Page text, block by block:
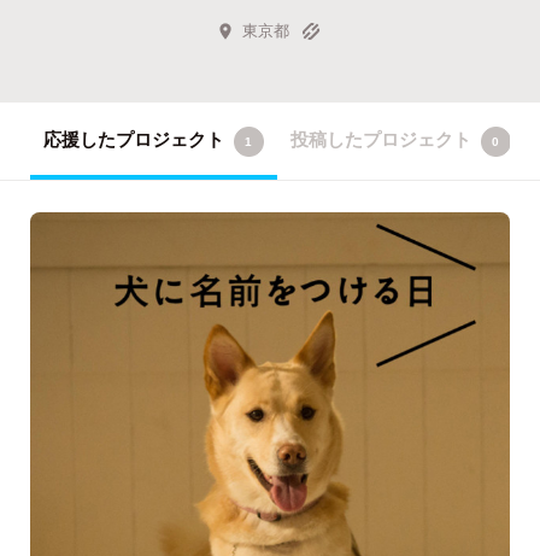
東京都
応援したプロジェクト 1 投稿したプロジェクト 0